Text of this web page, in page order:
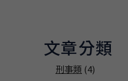
文章分類
刑事類 (4)